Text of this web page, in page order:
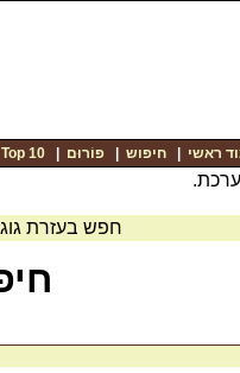
ראשי |חיפוש |פוֹרוּם |
Top 10
חפש בעזרת